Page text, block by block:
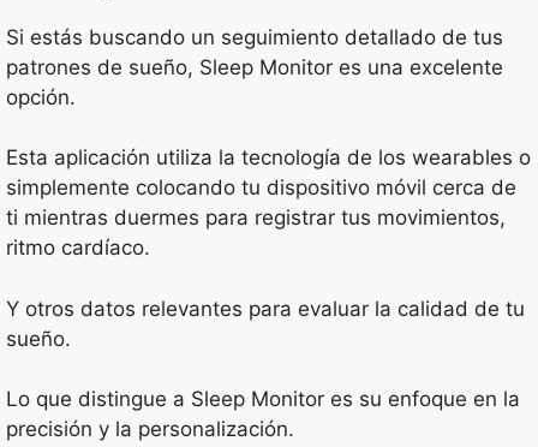
Si estás buscando un seguimiento detallado de tus
patrones de sueño, Sleep Monitor es una excelente
opción.
Esta aplicación utiliza la tecnología de los wearables o
simplemente colocando tu dispositivo móvil cerca de
ti mientras duermes para registrar tus movimientos,
ritmo cardíaco.
Y otros datos relevantes para evaluar la calidad de tu
sueño.
Lo que distingue a Sleep Monitor es su enfoque en la
precisión y la personalización.